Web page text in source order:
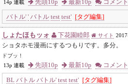
14p 連載
先頭10p 最新10p コメント
バトル' ' バトル test test' [タグ編集]
しょたほもッォ 下花園睦郎 サイト
ショタホモ漫画にするつもりです。多分。
ドブッ！
13p 連載
先頭10p 最新10p コメント
BL バトル バトル' test test' [タグ編集]